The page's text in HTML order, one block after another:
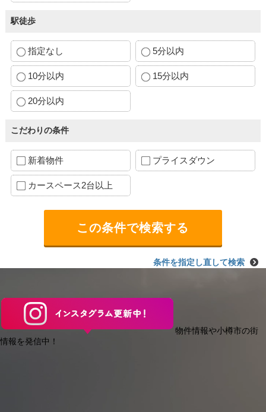
駅徒歩
指定なし 5分以内
10分以内 15分以内
20分以内
こだわりの条件
新着物件 プライスダウン
カースペース2台以上
条件を指定し直して検索
物件情報や小樽市の街
情報を発信中！